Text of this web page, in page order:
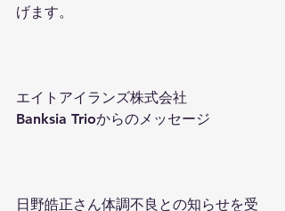
げます。
エイトアイランズ株式会社
Banksia Trioからのメッセージ
日野皓正さん体調不良との知らせを受